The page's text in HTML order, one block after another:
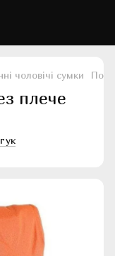
чоловічі сумки
плече